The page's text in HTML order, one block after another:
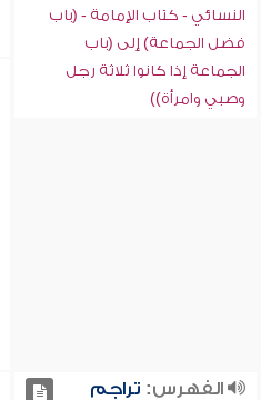
النسائي - كتاب الإمامة - (باب
فضل الجماعة) إلى (باب
الجماعة إذا كانوا ثلاثة رجل
وصبي وامرأة))
الفهرس: تراجم